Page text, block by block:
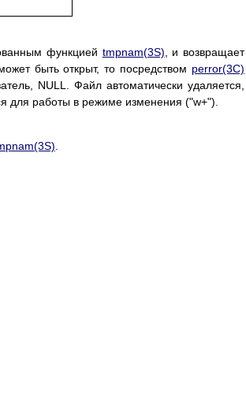
функцией tmpnam(3S) , и возвращает
быть открыт, то посредством perror(3C)
NULL. Файл автоматически удаляется,
для работы в режиме изменения ("w+").